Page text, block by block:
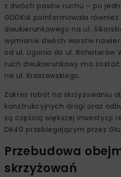
z dwóch pasów ruchu – po
GDDKiA poinformowała
dwukierunkowego na ul.
wymianie dwóch warstw
od ul. Ligonia do ul. Bohaterów
ruch dwukierunkowy ma
na ul. Kraszewskiego.
Zakres robót na skrzyżowaniu
konstrukcyjnych drogi oraz
są częścią większej inwestycji
DK40 przebiegającym przez
Przebudowa
skrzyżowań